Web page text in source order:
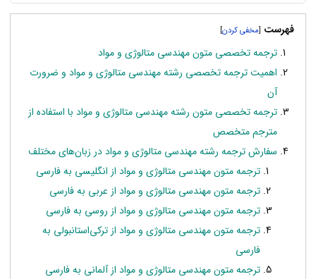
فهرست [
]
ترجمه تخصصی متون مهندسی متالوژی و مواد
اهمیت ترجمه تخصصی رشته مهندسی متالوژی و مواد و ضرورت
آن
ترجمه تخصصی متون رشته مهندسی متالوژی و مواد با استفاده از
مترجم متخصص
سفارش ترجمه رشته مهندسی متالوژی و مواد در زبان‌های مختلف
ترجمه متون مهندسی متالوژی و مواد از انگلیسی به فارسی
ترجمه متون مهندسی متالوژی و مواد از عربی به فارسی
ترجمه متون مهندسی متالوژی و مواد از روسی به فارسی
ترجمه متون مهندسی متالوژی و مواد از ترکی‌استانبولی به
فارسی
ترجمه متون مهندسی متالوژی و مواد از آلمانی به فارسی